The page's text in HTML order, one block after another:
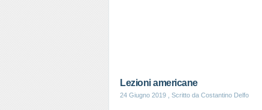
Lezioni americane
24 Giugno 2019 , Scritto da Costantino Delfo